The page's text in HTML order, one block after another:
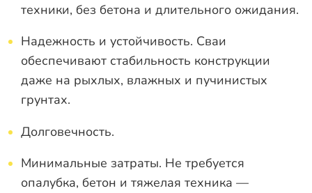
техники, без бетона и длительного ожидания.
Надежность и устойчивость. Сваи
обеспечивают стабильность конструкции
даже на рыхлых, влажных и пучинистых
грунтах.
Долговечность.
Минимальные затраты. Не требуется
опалубка, бетон и тяжелая техника —